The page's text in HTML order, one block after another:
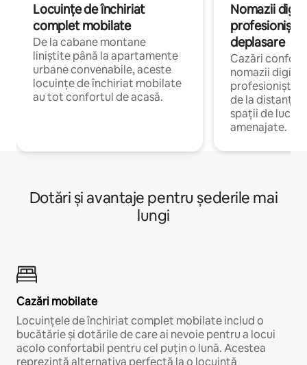
Locuințe de închiriat
complet mobilate
De la cabane montane
liniștite până la apartamente
urbane convenabile, aceste
locuințe de închiriat mobilate
au tot confortul de acasă.
Nomazii
profesioniștii
deplasare
Cazări
nomazii
profesioniștii
de la distanță,
spații de lucru
amenajate.
Dotări și avantaje pentru șederile mai
lungi
Cazări mobilate
Locuințele de închiriat complet mobilate includ o
bucătărie și dotările de care ai nevoie pentru a locui
acolo confortabil pentru cel puțin o lună. Acestea
reprezintă alternativa perfectă la o locuință